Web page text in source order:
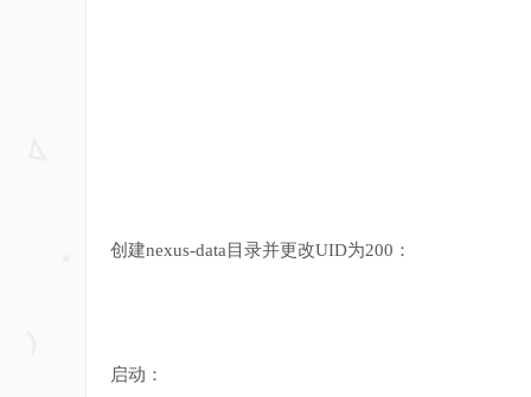
创建nexus-data目录并更改UID为200：
启动：